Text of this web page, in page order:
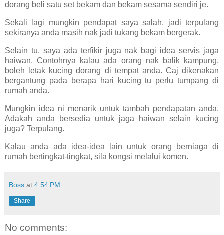
dorang beli satu set bekam dan bekam sesama sendiri je.
Sekali lagi mungkin pendapat saya salah, jadi terpulang
sekiranya anda masih nak jadi tukang bekam bergerak.
Selain tu, saya ada terfikir juga nak bagi idea servis jaga
haiwan. Contohnya kalau ada orang nak balik kampung,
boleh letak kucing dorang di tempat anda. Caj dikenakan
bergantung pada berapa hari kucing tu perlu tumpang di
rumah anda.
Mungkin idea ni menarik untuk tambah pendapatan anda.
Adakah anda bersedia untuk jaga haiwan selain kucing
juga? Terpulang.
Kalau anda ada idea-idea lain untuk orang berniaga di
rumah bertingkat-tingkat, sila kongsi melalui komen.
Boss at 4:54 PM
Share
No comments: